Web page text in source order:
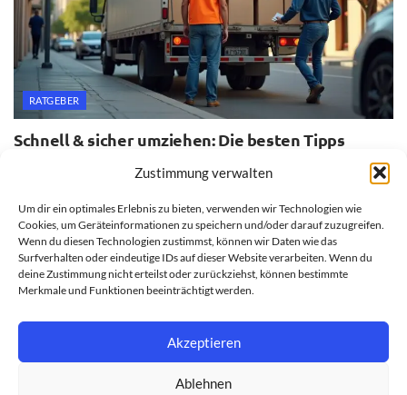
Zustimmung verwalten
Um dir ein optimales Erlebnis zu bieten, verwenden wir Technologien wie
Cookies, um Geräteinformationen zu speichern und/oder darauf zuzugreifen.
Wenn du diesen Technologien zustimmst, können wir Daten wie das
Surfverhalten oder eindeutige IDs auf dieser Website verarbeiten. Wenn du
deine Zustimmung nicht erteilst oder zurückziehst, können bestimmte
Merkmale und Funktionen beeinträchtigt werden.
Akzeptieren
Ablehnen
RATGEBER
Schnell & sicher umziehen: Die besten Tipps